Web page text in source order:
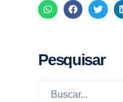
Pesquisar